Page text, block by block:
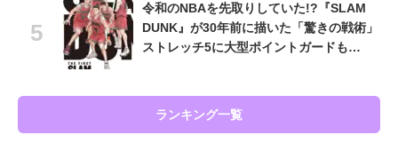
令和のNBAを先取りしていた!?『SLAM
DUNK』が30年前に描いた「驚きの戦術」
ストレッチ5に大型ポイントガードも…
ランキング一覧